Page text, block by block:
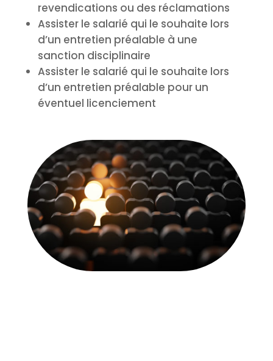
revendications ou des réclamations
Assister le salarié qui le souhaite lors
d’un entretien préalable à une
sanction disciplinaire
Assister le salarié qui le souhaite lors
d’un entretien préalable pour un
éventuel licenciement